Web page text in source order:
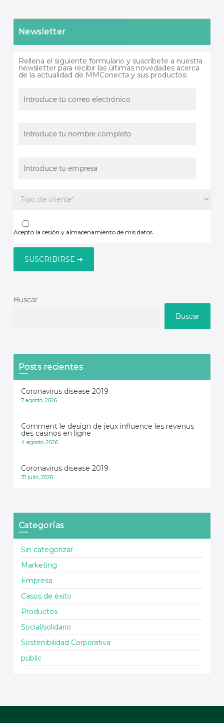
Newsletter
Rellena el siguiente formulario y suscríbete a nuestra
newsletter para recibir las últimas novedades acerca
de la actualidad de MMConecta y sus productos:
Acepto la cesión y almacenamiento de mis datos
Buscar
Buscar
Posts recientes
Coronavirus disease 2019
7 agosto, 2026
Comment le design de jeux influence les revenus
des casinos en ligne
4 agosto, 2026
Coronavirus disease 2019
31 julio, 2026
Categorías
Sin categorizar
Marketing
Empresa
Casos de éxito
Productos
Social/solidario
Sostenibilidad Corporativa
public